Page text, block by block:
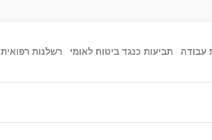
עבודה תביעות כנגד ביטוח לאומי רשלנות רפואית